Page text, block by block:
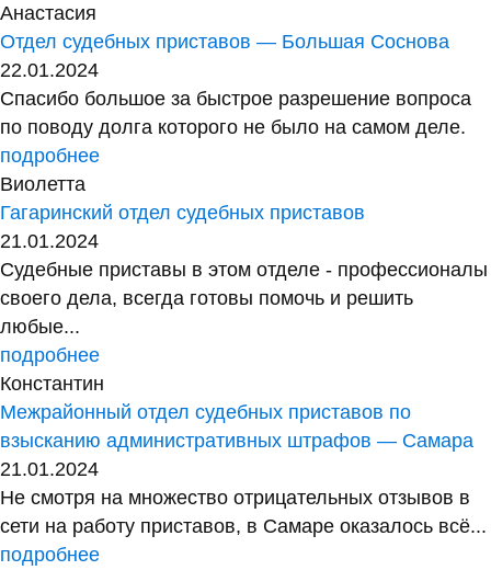
Анастасия
Отдел судебных приставов — Большая Соснова
22.01.2024
Спасибо большое за быстрое разрешение вопроса
по поводу долга которого не было на самом деле.
подробнее
Виолетта
Гагаринский отдел судебных приставов
21.01.2024
Судебные приставы в этом отделе - профессионалы
своего дела, всегда готовы помочь и решить
любые...
подробнее
Константин
Межрайонный отдел судебных приставов по
взысканию административных штрафов — Самара
21.01.2024
Не смотря на множество отрицательных отзывов в
сети на работу приставов, в Самаре оказалось всё...
подробнее